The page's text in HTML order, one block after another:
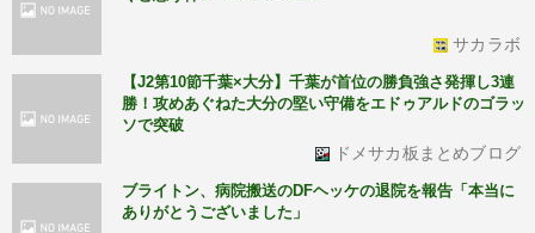
サカラボ
【J2第10節千葉×大分】千葉が首位の勝負強さ発揮し3連
勝！攻めあぐねた大分の堅い守備をエドゥアルドのゴラッ
ソで突破
ドメサカ板まとめブログ
ブライトン、病院搬送のDFヘッケの退院を報告「本当に
ありがとうございました」